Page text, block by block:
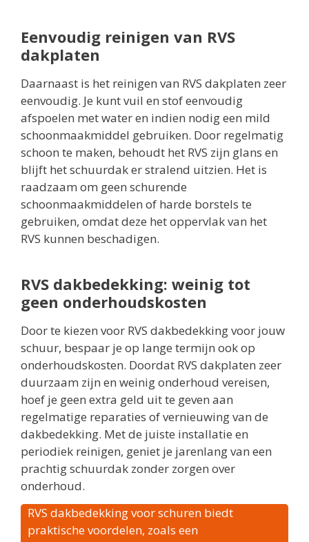
Eenvoudig reinigen van RVS
dakplaten
Daarnaast is het reinigen van RVS dakplaten zeer
eenvoudig. Je kunt vuil en stof eenvoudig
afspoelen met water en indien nodig een mild
schoonmaakmiddel gebruiken. Door regelmatig
schoon te maken, behoudt het RVS zijn glans en
blijft het schuurdak er stralend uitzien. Het is
raadzaam om geen schurende
schoonmaakmiddelen of harde borstels te
gebruiken, omdat deze het oppervlak van het
RVS kunnen beschadigen.
RVS dakbedekking: weinig tot
geen onderhoudskosten
Door te kiezen voor RVS dakbedekking voor jouw
schuur, bespaar je op lange termijn ook op
onderhoudskosten. Doordat RVS dakplaten zeer
duurzaam zijn en weinig onderhoud vereisen,
hoef je geen extra geld uit te geven aan
regelmatige reparaties of vernieuwing van de
dakbedekking. Met de juiste installatie en
periodiek reinigen, geniet je jarenlang van een
prachtig schuurdak zonder zorgen over
onderhoud.
RVS dakbedekking voor schuren biedt
praktische voordelen, zoals een